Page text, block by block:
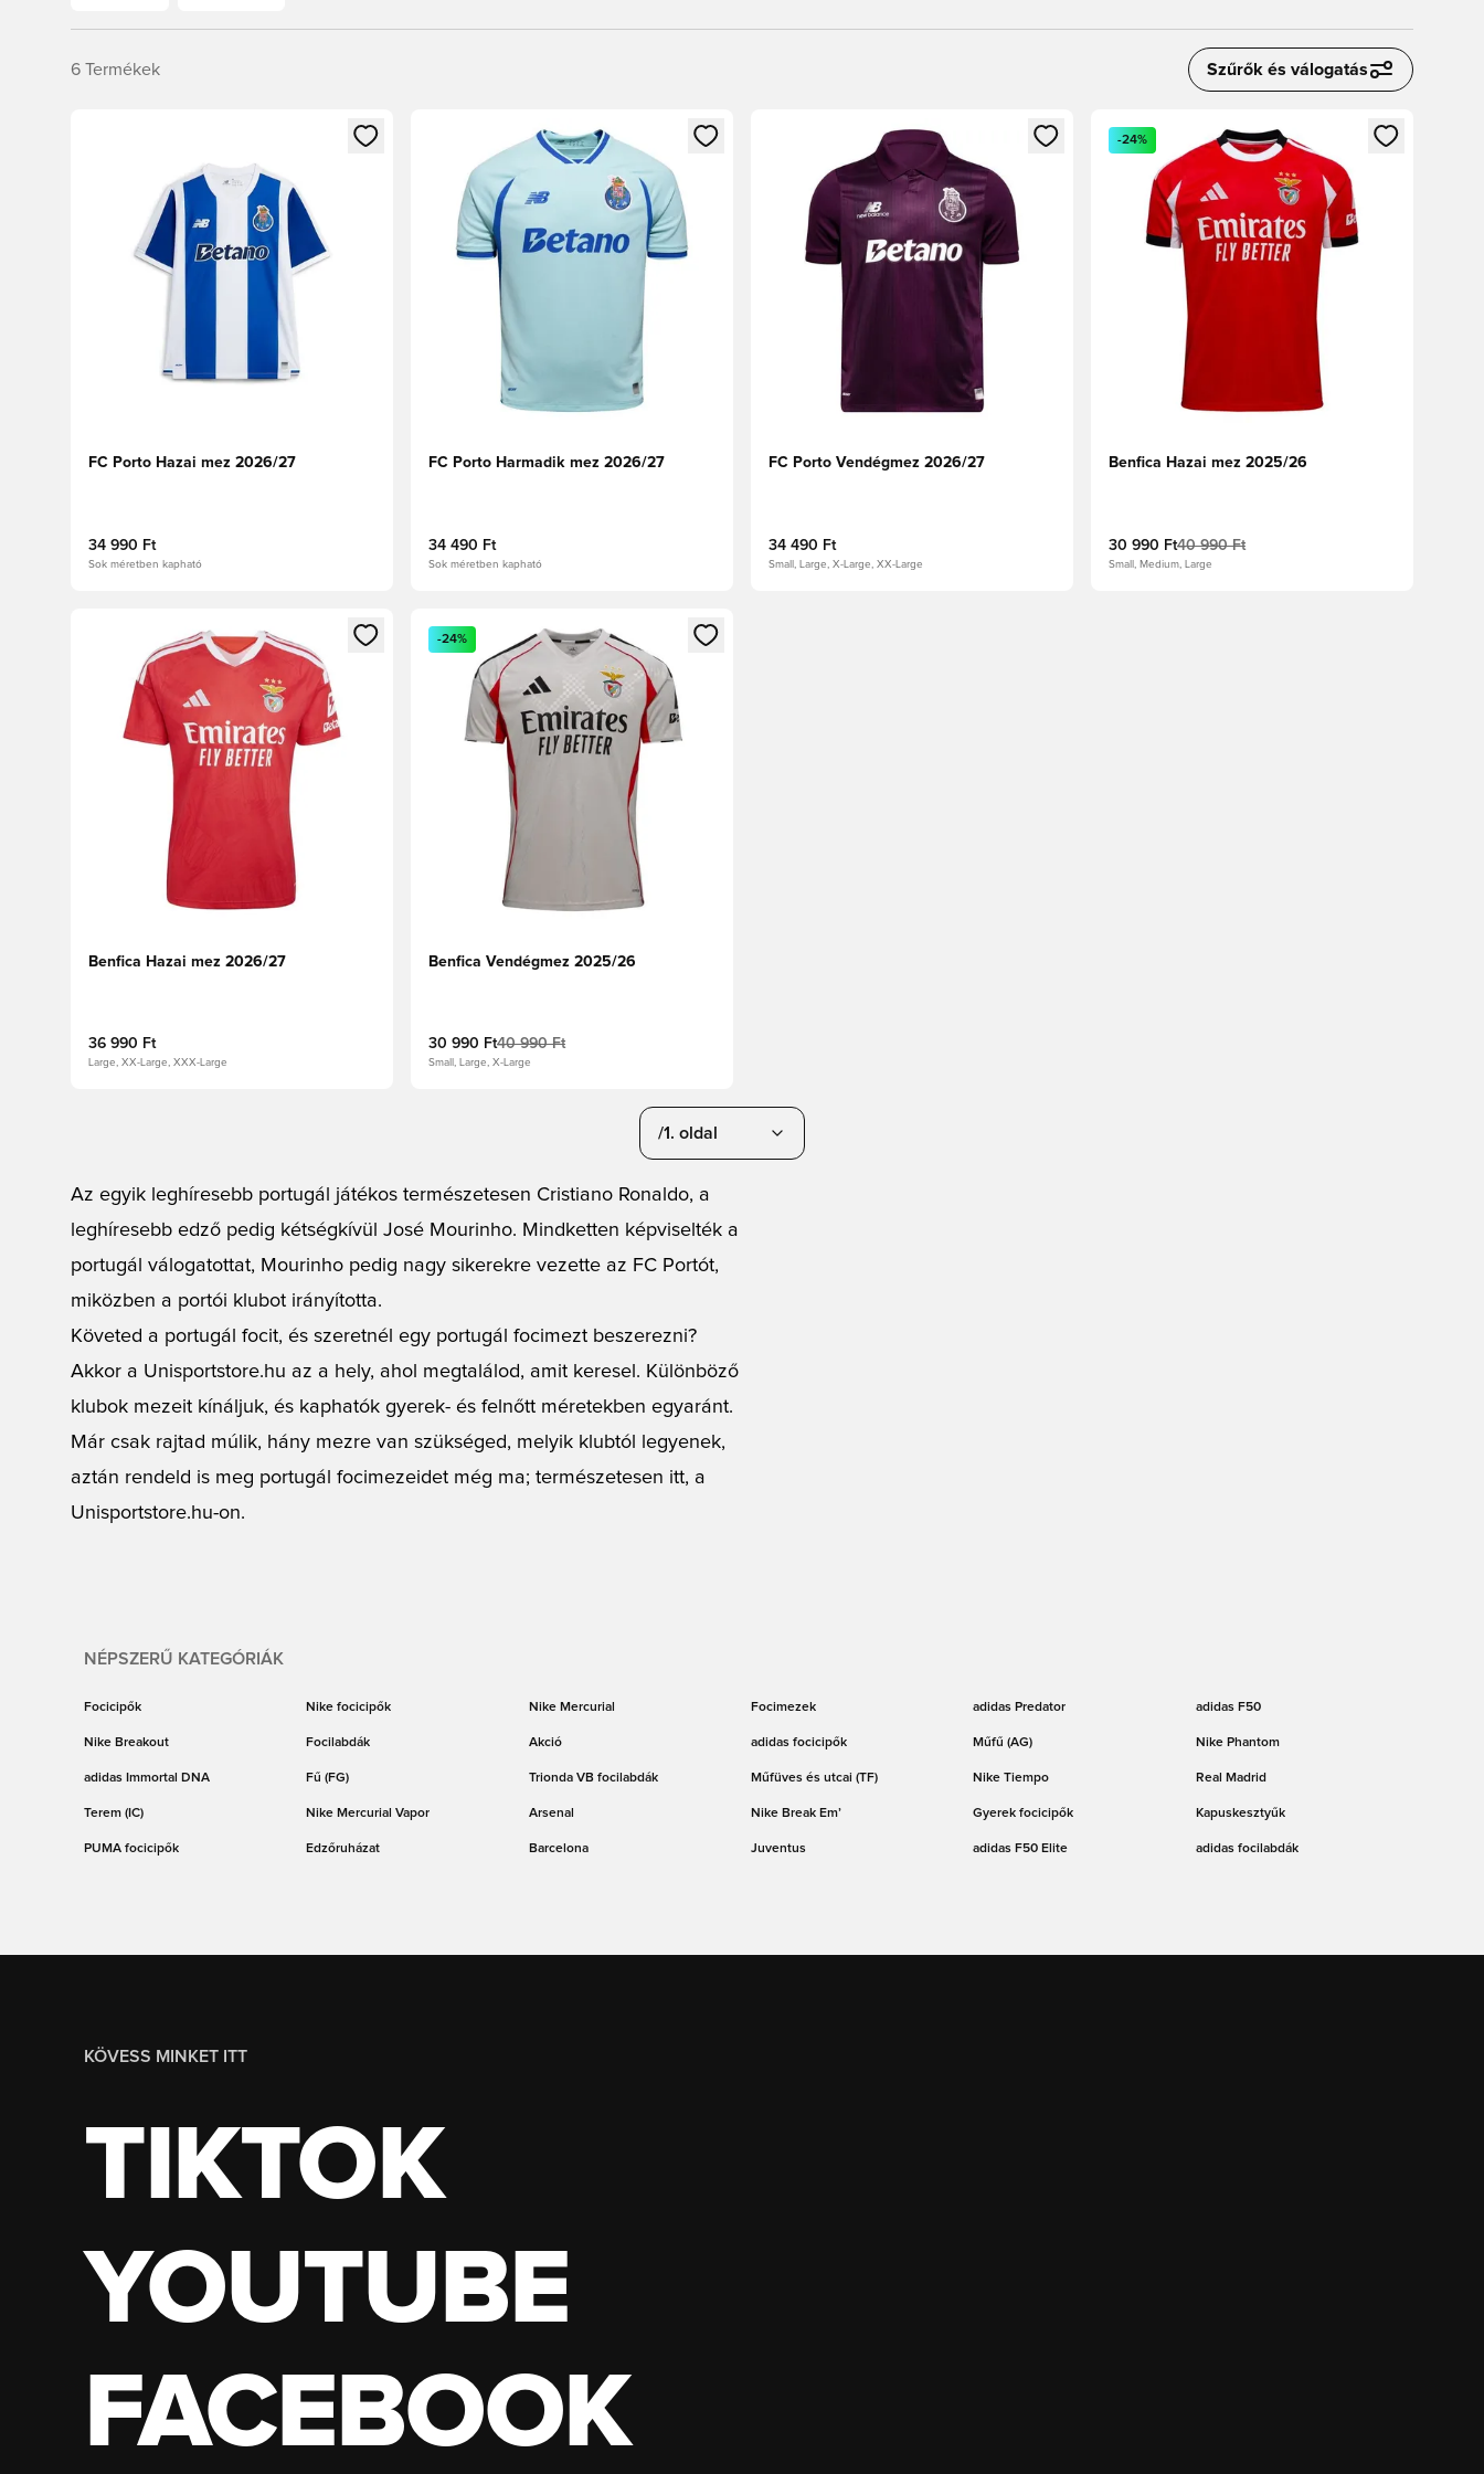
6 Termékek Szűrők és válogatás
Megnyit egy modált a bejelentkezéshez vagy a tagként való regisztrációhoz
FC Porto Hazai mez 2026/27
34 990 Ft
Sok méretben kapható
Megnyit egy modált a bejelentkezéshez vagy a tagként való regisztrációhoz
FC Porto Harmadik mez 2026/27
34 490 Ft
Sok méretben kapható
Megnyit egy modált a bejelentkezéshez vagy a tagként való regisztrációhoz
FC Porto Vendégmez 2026/27
34 490 Ft
Small, Large, X-Large, XX-Large
Megnyit egy modált a bejelentkezéshez vagy a
-24%
Benfica Hazai mez 2025/26
30 990 Ft40 990 Ft
Small, Medium, Large
Megnyit egy modált a bejelentkezéshez vagy a tagként való regisztrációhoz
Benfica Hazai mez 2026/27
36 990 Ft
Large, XX-Large, XXX-Large
Megnyit egy modált a bejelentkezéshez vagy a tagként való regisztrációhoz
-24%
Benfica Vendégmez 2025/26
30 990 Ft40 990 Ft
Small, Large, X-Large
/1. oldal
Az egyik leghíresebb portugál játékos természetesen Cristiano Ronaldo, a
leghíresebb edző pedig kétségkívül José Mourinho. Mindketten képviselték a
portugál válogatottat, Mourinho pedig nagy sikerekre vezette az FC Portót,
miközben a portói klubot irányította.
Követed a portugál focit, és szeretnél egy portugál focimezt beszerezni?
Akkor a Unisportstore.hu az a hely, ahol megtalálod, amit keresel. Különböző
klubok mezeit kínáljuk, és kaphatók gyerek- és felnőtt méretekben egyaránt.
Már csak rajtad múlik, hány mezre van szükséged, melyik klubtól legyenek,
aztán rendeld is meg portugál focimezeidet még ma; természetesen itt, a
Unisportstore.hu-on.
NÉPSZERŰ KATEGÓRIÁK
Focicipők Nike focicipők Nike Mercurial Focimezek adidas Predator adidas F50
Nike Breakout Focilabdák Akció adidas focicipők Műfű (AG) Nike Phantom
adidas Immortal DNA Fű (FG) Trionda VB focilabdák Műfüves és utcai (TF) Nike Tiempo Real Madrid
Terem (IC) Nike Mercurial Vapor Arsenal Nike Break Em’ Gyerek focicipők Kapuskesztyűk
PUMA focicipők Edzőruházat Barcelona Juventus adidas F50 Elite adidas focilabdák
KÖVESS MINKET ITT
TIKTOK
YOUTUBE
FACEBOOK